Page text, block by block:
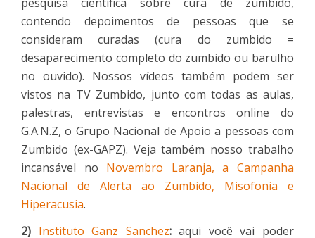
contendo depoimentos de pessoas que se
consideram curadas (cura do zumbido =
desaparecimento completo do zumbido ou barulho
no ouvido). Nossos vídeos também podem ser
vistos na TV Zumbido, junto com todas as aulas,
palestras, entrevistas e encontros online do
G.A.N.Z, o Grupo Nacional de Apoio a pessoas com
Zumbido (ex-GAPZ). Veja também nosso trabalho
incansável no Novembro Laranja, a Campanha
Nacional de Alerta ao Zumbido, Misofonia e
Hiperacusia.
2) Instituto Ganz Sanchez:aqui você vai poder